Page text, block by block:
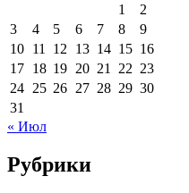
1
2
3
4 5 6 7 8
9
10 11 12 13 14 15 16
17 18 19 20 21 22 23
24 25 26 27 28 29 30
31
« Июл
Рубрики